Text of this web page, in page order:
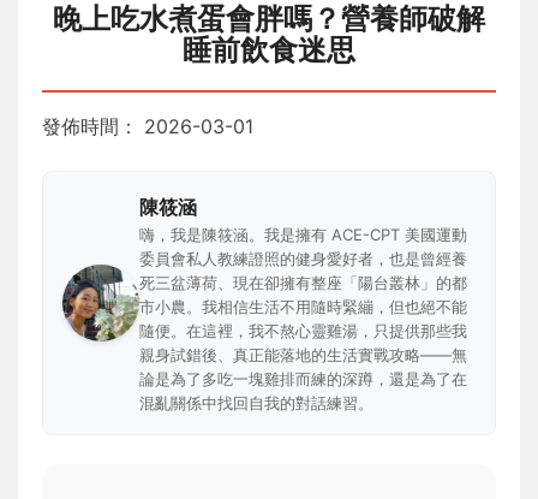
晚上吃水煮蛋會胖嗎？營養師破解
睡前飲食迷思
發佈時間： 2026-03-01
陳筱涵
嗨，我是陳筱涵。我是擁有 ACE-CPT 美國運動
委員會私人教練證照的健身愛好者，也是曾經養
死三盆薄荷、現在卻擁有整座「陽台叢林」的都
市小農。我相信生活不用隨時緊繃，但也絕不能
隨便。在這裡，我不熬心靈雞湯，只提供那些我
親身試錯後、真正能落地的生活實戰攻略——無
論是為了多吃一塊雞排而練的深蹲，還是為了在
混亂關係中找回自我的對話練習。